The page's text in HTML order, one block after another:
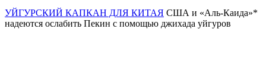
УЙГУРСКИЙ КАПКАН ДЛЯ КИТАЯ США и «Аль-Каида»*
надеются ослабить Пекин с помощью джихада уйгуров